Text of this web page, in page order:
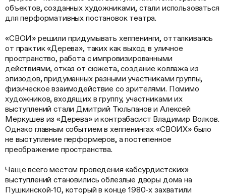
объектов, созданных художниками, стали использоваться
для перформативных постановок театра.
«СВОИ» решили придумывать хеппенинги, отталкиваясь
от практик «Дерева», таких как выход в уличное
пространство, работа с импровизированными
действиями, отказ от сюжета, создание коллажа из
эпизодов, придуманных разными участниками группы,
физическое взаимодействие со зрителями. Помимо
художников, входящих в группу, участниками их
выступлений стали Дмитрий Тюльпанов и Алексей
Меркушев из «Дерева» и контрабасист Владимир Волков.
Однако главным событием в хеппенингах «СВОИХ» было
не выступление перформеров, а постепенное
преображение пространства.
Чаще всего местом проведения «абсурдистских»
выступлений становились облезлые дворы дома на
Пушкинской-10, который в конце 1980-х захватили